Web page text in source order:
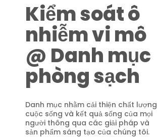
Kiểm soát ô
nhiễm vi mô
@ Danh mục
phòng sạch
Danh mục nhằm cải thiện chất lượng
cuộc sống và kết quả sống của mọi
người thông qua các giải pháp và
sản phẩm sáng tạo của chúng tôi.